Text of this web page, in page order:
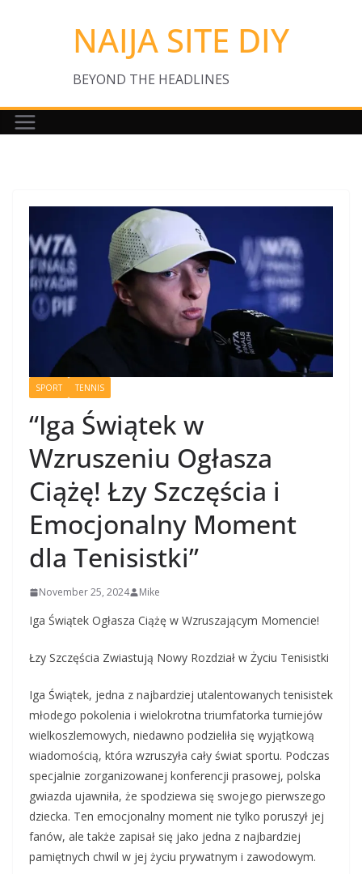
NAIJA SITE DIY
BEYOND THE HEADLINES
SPORT TENNIS
“Iga Świątek w
Wzruszeniu Ogłasza
Ciążę! Łzy Szczęścia i
Emocjonalny Moment
dla Tenisistki”
November 25, 2024 Mike
Iga Świątek Ogłasza Ciążę w Wzruszającym Momencie!
Łzy Szczęścia Zwiastują Nowy Rozdział w Życiu Tenisistki
Iga Świątek, jedna z najbardziej utalentowanych tenisistek
młodego pokolenia i wielokrotna triumfatorka turniejów
wielkoszlemowych, niedawno podzieliła się wyjątkową
wiadomością, która wzruszyła cały świat sportu. Podczas
specjalnie zorganizowanej konferencji prasowej, polska
gwiazda ujawniła, że spodziewa się swojego pierwszego
dziecka. Ten emocjonalny moment nie tylko poruszył jej
fanów, ale także zapisał się jako jedna z najbardziej
pamiętnych chwil w jej życiu prywatnym i zawodowym.